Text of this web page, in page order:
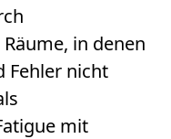
Räume, in denen
Fehler nicht
mit